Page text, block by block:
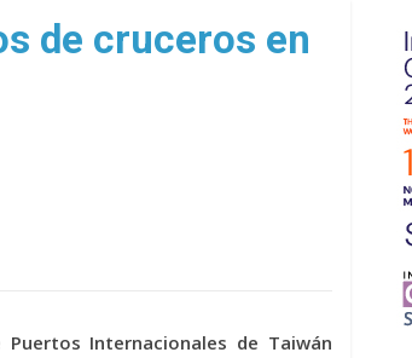
de cruceros en
Puertos Internacionales de Taiwán